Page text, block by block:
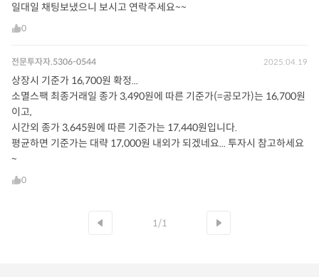
일대일 채팅보냈으니 보시고 연락주세요~~
0
전문투자자.5306-0544 2025.04.19
상장시 기준가 16,700원 확정...
소멸스팩 최종거래일 종가 3,490원에 따른 기준가(=공모가)는 16,700원
이고,
시간외 종가 3,645원에 따른 기준가는 17,440원입니다.
평균하면 기준가는 대략 17,000원 내외가 되겠네요... 투자시 참고하세요
~
0
1/1